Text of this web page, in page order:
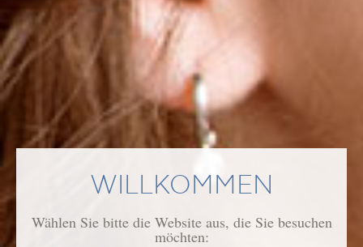
WILLKOMMEN
Wählen Sie bitte die Website aus, die Sie besuchen
möchten:
GEEIGNET FÜR
ANWENDUNG
WIRKUNG/WIRKSTOFFE
ÄHNLICHE PRODUKTE